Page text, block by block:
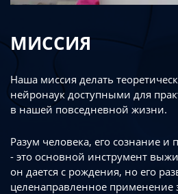
МИССИЯ
Наша миссия делать
нейронаук доступными для
в нашей повседневной жизни.
Разум человека, его сознание и
- это основной инструмент
он дается с рождения, но его
целенаправленное применение